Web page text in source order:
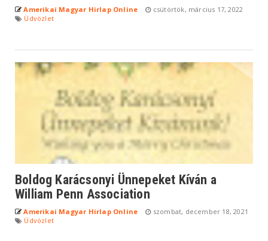
Amerikai Magyar Hirlap Online
csütörtök, március 17, 2022
Üdvözlet
Boldog Karácsonyi Ünnepeket Kíván a
William Penn Association
Amerikai Magyar Hirlap Online
szombat, december 18, 2021
Üdvözlet